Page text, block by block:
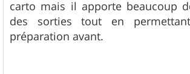
carto mais il apporte beaucoup
des sorties tout en
préparation avant.